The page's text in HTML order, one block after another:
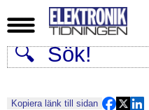
Kopiera länk till sidan